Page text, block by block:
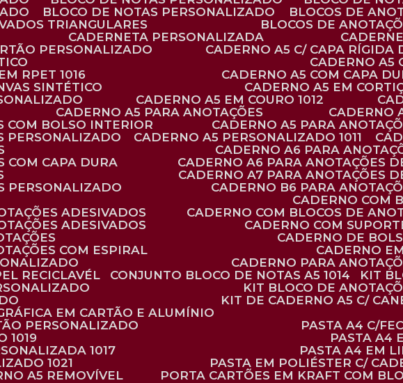
BLOCO DE NOTAS PERSONALIZADO
BLOCOS DE
TRIANGULARES
BLOCOS DE
CADERNETA PERSONALIZADA
PERSONALIZADO
CADERNO A5 C/ CAPA
CADERNO A5
RPET 1016
CADERNO A5 COM CAPA
SINTÉTICO
CADERNO A5 EM
CADERNO A5 EM COURO 1012
CADERNO A5 PARA ANOTAÇÕES
CADERNO
COM BOLSO INTERIOR
CADERNO A5 PARA
PERSONALIZADO
CADERNO A5 PERSONALIZADO 1011
CADERNO A6 PARA
COM CAPA DURA
CADERNO A6 PARA ANOTAÇÕES
CADERNO A7 PARA ANOTAÇÕES
PERSONALIZADO
CADERNO B6 PARA
CADERNO COM
ADESIVADOS
CADERNO COM BLOCOS DE
ADESIVADOS
CADERNO COM
CADERNO DE
COM ESPIRAL
CADERNO
CADERNO PARA
RECICLAVÉL
CONJUNTO BLOCO DE NOTAS A5 1014
KIT
KIT BLOCO DE
KIT DE CADERNO A5 C/
EM CARTÃO E ALUMÍNIO
PERSONALIZADO
PASTA A4 C/
1019
PASTA A4
1017
PASTA A4 EM
1021
PASTA EM POLIÉSTER C/
A5 REMOVÍVEL
PORTA CARTÕES EM KRAFT COM